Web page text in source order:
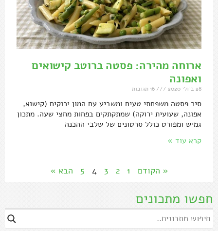
חפשו מתכונים
ארוחה מהירה: פסטה ברוטב קישואים
ואפונה
28 ביולי 2020
סיר פסטה משפחתי טעים ומשביע עם המון ירוקים (קישוא,
אפונה, שעועית ירוקה) שמתקתקים בפחות מחצי שעה. מתכון
גמיש ומפורט כולל סרטונים של שלבי ההכנה
קרא עוד »
« הקודם 1
2
3
4
5 הבא »